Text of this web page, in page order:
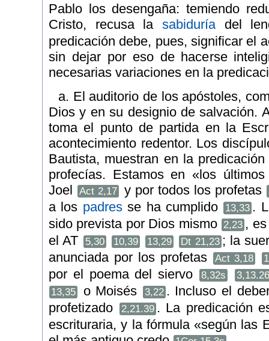
Pablo los desengaña: temiendo
Cristo, recusa la sabiduríadel
predicación debe, pues, significar el
sin dejar por eso de hacerse
necesarias variaciones en la
a. El auditorio de los apóstoles,
Dios y en su designio de salvación.
toma el punto de partida en la
acontecimiento redentor. Los
Bautista, muestran en la
profecías. Estamos en «los
Joel
Act 2,17 y por todos los profetas
a los padresse ha cumplido 13,33 .
sido prevista por Dios mismo 2,23 ,
el AT
5,30 10,39 13,29 Dt 21,23 ; la
anunciada por los profetas
Act 3,18
por el poema del siervo 8,32s
3,13.26
13,35
o Moisés 3,22 . Incluso el
profetizado
2,21.39 . La predicación
escrituraria, y la fórmula «según las